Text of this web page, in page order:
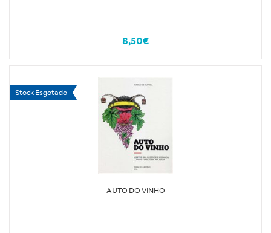
8,50€
AUTO DO VINHO
Stock Esgotado